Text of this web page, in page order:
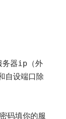
务器ip （外
自设端口除
密码填你的服